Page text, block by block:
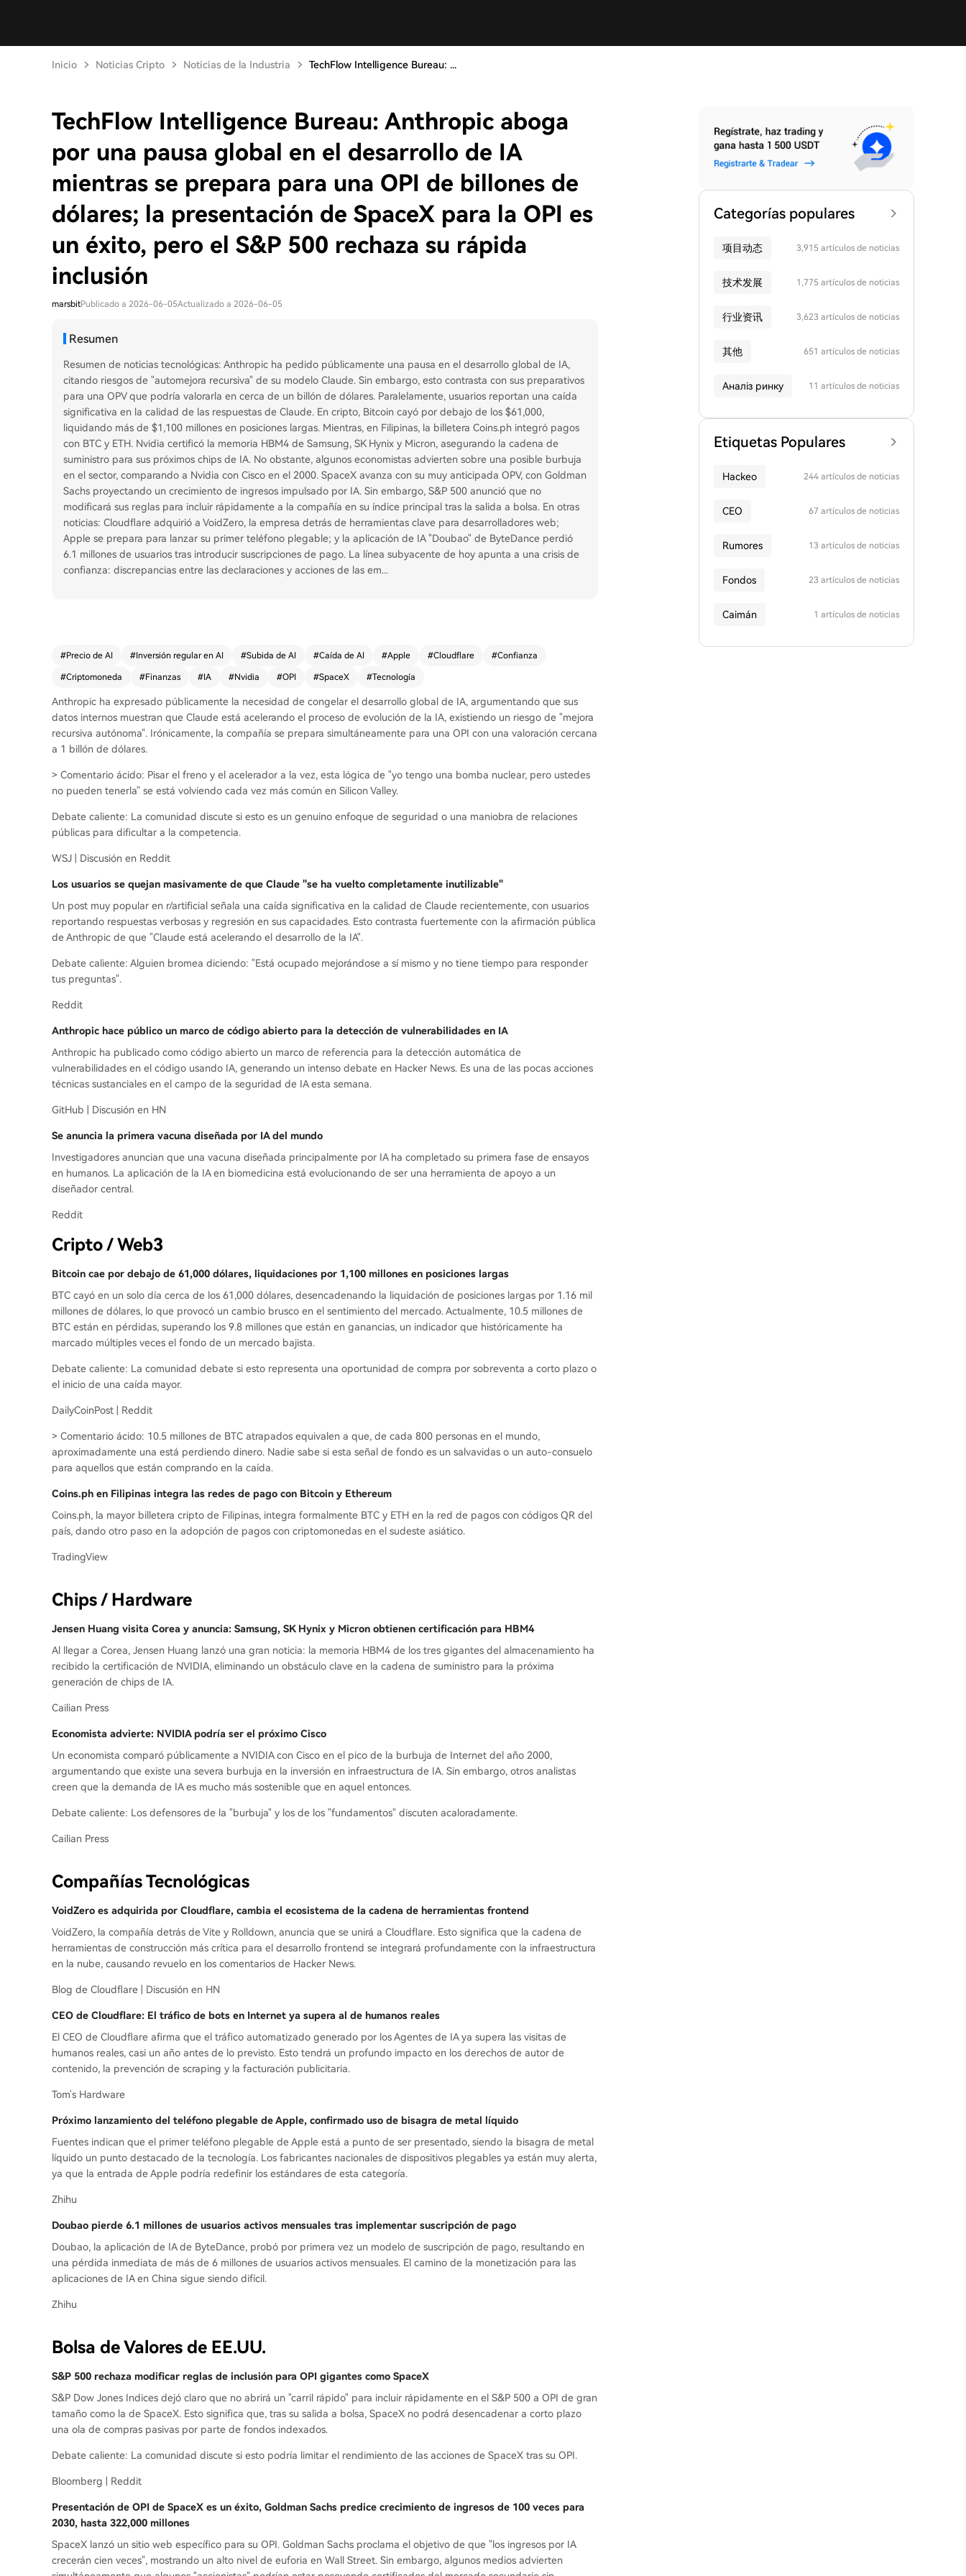
Inicio Noticias Cripto Noticias de la Industria TechFlow Intelligence Bureau: ...
TechFlow Intelligence Bureau: Anthropic aboga
por una pausa global en el desarrollo de IA
mientras se prepara para una OPI de billones de
dólares; la presentación de SpaceX para la OPI es
un éxito, pero el S&P 500 rechaza su rápida
inclusión
marsbitPublicado a 2026-06-05Actualizado a 2026-06-05
Resumen
Resumen de noticias tecnológicas: Anthropic ha pedido públicamente una pausa en el desarrollo global de IA,
citando riesgos de "automejora recursiva" de su modelo Claude. Sin embargo, esto contrasta con sus preparativos
para una OPV que podría valorarla en cerca de un billón de dólares. Paralelamente, usuarios reportan una caída
significativa en la calidad de las respuestas de Claude. En cripto, Bitcoin cayó por debajo de los $61,000,
liquidando más de $1,100 millones en posiciones largas. Mientras, en Filipinas, la billetera Coins.ph integró pagos
con BTC y ETH. Nvidia certificó la memoria HBM4 de Samsung, SK Hynix y Micron, asegurando la cadena de
suministro para sus próximos chips de IA. No obstante, algunos economistas advierten sobre una posible burbuja
en el sector, comparando a Nvidia con Cisco en el 2000. SpaceX avanza con su muy anticipada OPV, con Goldman
Sachs proyectando un crecimiento de ingresos impulsado por IA. Sin embargo, S&P 500 anunció que no
modificará sus reglas para incluir rápidamente a la compañía en su índice principal tras la salida a bolsa. En otras
noticias: Cloudflare adquirió a VoidZero, la empresa detrás de herramientas clave para desarrolladores web;
Apple se prepara para lanzar su primer teléfono plegable; y la aplicación de IA "Doubao" de ByteDance perdió
6.1 millones de usuarios tras introducir suscripciones de pago. La línea subyacente de hoy apunta a una crisis de
confianza: discrepancias entre las declaraciones y acciones de las em...
#Precio de AI #Inversión regular en AI #Subida de AI #Caída de AI #Apple #Cloudflare #Confianza
#Criptomoneda #Finanzas #IA #Nvidia #OPI #SpaceX #Tecnología
Anthropic ha expresado públicamente la necesidad de congelar el desarrollo global de IA, argumentando que sus
datos internos muestran que Claude está acelerando el proceso de evolución de la IA, existiendo un riesgo de "mejora
recursiva autónoma". Irónicamente, la compañía se prepara simultáneamente para una OPI con una valoración cercana
a 1 billón de dólares.
> Comentario ácido: Pisar el freno y el acelerador a la vez, esta lógica de "yo tengo una bomba nuclear, pero ustedes
no pueden tenerla" se está volviendo cada vez más común en Silicon Valley.
Debate caliente: La comunidad discute si esto es un genuino enfoque de seguridad o una maniobra de relaciones
públicas para dificultar a la competencia.
WSJ | Discusión en Reddit
Los usuarios se quejan masivamente de que Claude "se ha vuelto completamente inutilizable"
Un post muy popular en r/artificial señala una caída significativa en la calidad de Claude recientemente, con usuarios
reportando respuestas verbosas y regresión en sus capacidades. Esto contrasta fuertemente con la afirmación pública
de Anthropic de que "Claude está acelerando el desarrollo de la IA".
Debate caliente: Alguien bromea diciendo: "Está ocupado mejorándose a sí mismo y no tiene tiempo para responder
tus preguntas".
Reddit
Anthropic hace público un marco de código abierto para la detección de vulnerabilidades en IA
Anthropic ha publicado como código abierto un marco de referencia para la detección automática de
vulnerabilidades en el código usando IA, generando un intenso debate en Hacker News. Es una de las pocas acciones
técnicas sustanciales en el campo de la seguridad de IA esta semana.
GitHub | Discusión en HN
Se anuncia la primera vacuna diseñada por IA del mundo
Investigadores anuncian que una vacuna diseñada principalmente por IA ha completado su primera fase de ensayos
en humanos. La aplicación de la IA en biomedicina está evolucionando de ser una herramienta de apoyo a un
diseñador central.
Reddit
Cripto / Web3
Bitcoin cae por debajo de 61,000 dólares, liquidaciones por 1,100 millones en posiciones largas
BTC cayó en un solo día cerca de los 61,000 dólares, desencadenando la liquidación de posiciones largas por 1.16 mil
millones de dólares, lo que provocó un cambio brusco en el sentimiento del mercado. Actualmente, 10.5 millones de
BTC están en pérdidas, superando los 9.8 millones que están en ganancias, un indicador que históricamente ha
marcado múltiples veces el fondo de un mercado bajista.
Debate caliente: La comunidad debate si esto representa una oportunidad de compra por sobreventa a corto plazo o
el inicio de una caída mayor.
DailyCoinPost | Reddit
> Comentario ácido: 10.5 millones de BTC atrapados equivalen a que, de cada 800 personas en el mundo,
aproximadamente una está perdiendo dinero. Nadie sabe si esta señal de fondo es un salvavidas o un auto-consuelo
para aquellos que están comprando en la caída.
Coins.ph en Filipinas integra las redes de pago con Bitcoin y Ethereum
Coins.ph, la mayor billetera cripto de Filipinas, integra formalmente BTC y ETH en la red de pagos con códigos QR del
país, dando otro paso en la adopción de pagos con criptomonedas en el sudeste asiático.
TradingView
Chips / Hardware
Jensen Huang visita Corea y anuncia: Samsung, SK Hynix y Micron obtienen certificación para HBM4
Al llegar a Corea, Jensen Huang lanzó una gran noticia: la memoria HBM4 de los tres gigantes del almacenamiento ha
recibido la certificación de NVIDIA, eliminando un obstáculo clave en la cadena de suministro para la próxima
generación de chips de IA.
Cailian Press
Economista advierte: NVIDIA podría ser el próximo Cisco
Un economista comparó públicamente a NVIDIA con Cisco en el pico de la burbuja de Internet del año 2000,
argumentando que existe una severa burbuja en la inversión en infraestructura de IA. Sin embargo, otros analistas
creen que la demanda de IA es mucho más sostenible que en aquel entonces.
Debate caliente: Los defensores de la "burbuja" y los de los "fundamentos" discuten acaloradamente.
Cailian Press
Compañías Tecnológicas
VoidZero es adquirida por Cloudflare, cambia el ecosistema de la cadena de herramientas frontend
VoidZero, la compañía detrás de Vite y Rolldown, anuncia que se unirá a Cloudflare. Esto significa que la cadena de
herramientas de construcción más crítica para el desarrollo frontend se integrará profundamente con la infraestructura
en la nube, causando revuelo en los comentarios de Hacker News.
Blog de Cloudflare | Discusión en HN
CEO de Cloudflare: El tráfico de bots en Internet ya supera al de humanos reales
El CEO de Cloudflare afirma que el tráfico automatizado generado por los Agentes de IA ya supera las visitas de
humanos reales, casi un año antes de lo previsto. Esto tendrá un profundo impacto en los derechos de autor de
contenido, la prevención de scraping y la facturación publicitaria.
Tom's Hardware
Próximo lanzamiento del teléfono plegable de Apple, confirmado uso de bisagra de metal líquido
Fuentes indican que el primer teléfono plegable de Apple está a punto de ser presentado, siendo la bisagra de metal
líquido un punto destacado de la tecnología. Los fabricantes nacionales de dispositivos plegables ya están muy alerta,
ya que la entrada de Apple podría redefinir los estándares de esta categoría.
Zhihu
Doubao pierde 6.1 millones de usuarios activos mensuales tras implementar suscripción de pago
Doubao, la aplicación de IA de ByteDance, probó por primera vez un modelo de suscripción de pago, resultando en
una pérdida inmediata de más de 6 millones de usuarios activos mensuales. El camino de la monetización para las
aplicaciones de IA en China sigue siendo difícil.
Zhihu
Bolsa de Valores de EE.UU.
S&P 500 rechaza modificar reglas de inclusión para OPI gigantes como SpaceX
S&P Dow Jones Indices dejó claro que no abrirá un "carril rápido" para incluir rápidamente en el S&P 500 a OPI de gran
tamaño como la de SpaceX. Esto significa que, tras su salida a bolsa, SpaceX no podrá desencadenar a corto plazo
una ola de compras pasivas por parte de fondos indexados.
Debate caliente: La comunidad discute si esto podría limitar el rendimiento de las acciones de SpaceX tras su OPI.
Bloomberg | Reddit
Presentación de OPI de SpaceX es un éxito, Goldman Sachs predice crecimiento de ingresos de 100 veces para
2030, hasta 322,000 millones
SpaceX lanzó un sitio web específico para su OPI. Goldman Sachs proclama el objetivo de que "los ingresos por IA
crecerán cien veces", mostrando un alto nivel de euforia en Wall Street. Sin embargo, algunos medios advierten
Categorías populares
项目动态 3,915 artículos de noticias
技术发展 1,775 artículos de noticias
行业资讯 3,623 artículos de noticias
其他 651 artículos de noticias
Аналіз ринку 11 artículos de noticias
Etiquetas Populares
Hackeo 244 artículos de noticias
CEO 67 artículos de noticias
Rumores 13 artículos de noticias
Fondos 23 artículos de noticias
Caimán 1 artículos de noticias